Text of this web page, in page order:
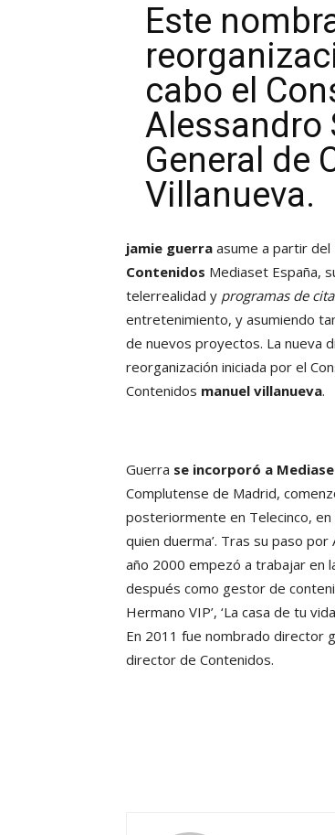
Este
cabo el
Alessandro
General de
Villanueva.
jamie guerra asume a partir
Contenidos Mediaset España,
telerrealidad y programas de
entretenimiento, y asumiendo
de nuevos proyectos. La nueva
reorganización iniciada por el
Contenidos manuel villanueva.
Guerra se incorporó a
Complutense de Madrid,
posteriormente en Telecinco, en
quien duerma’. Tras su paso por
año 2000 empezó a trabajar en
después como gestor de
Hermano VIP’, ‘La casa de tu
En 2011 fue nombrado director
director de Contenidos.